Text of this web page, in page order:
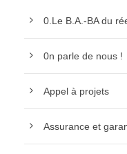
0.Le B.A.-BA du
0n parle de nous !
Appel à projets
Assurance et